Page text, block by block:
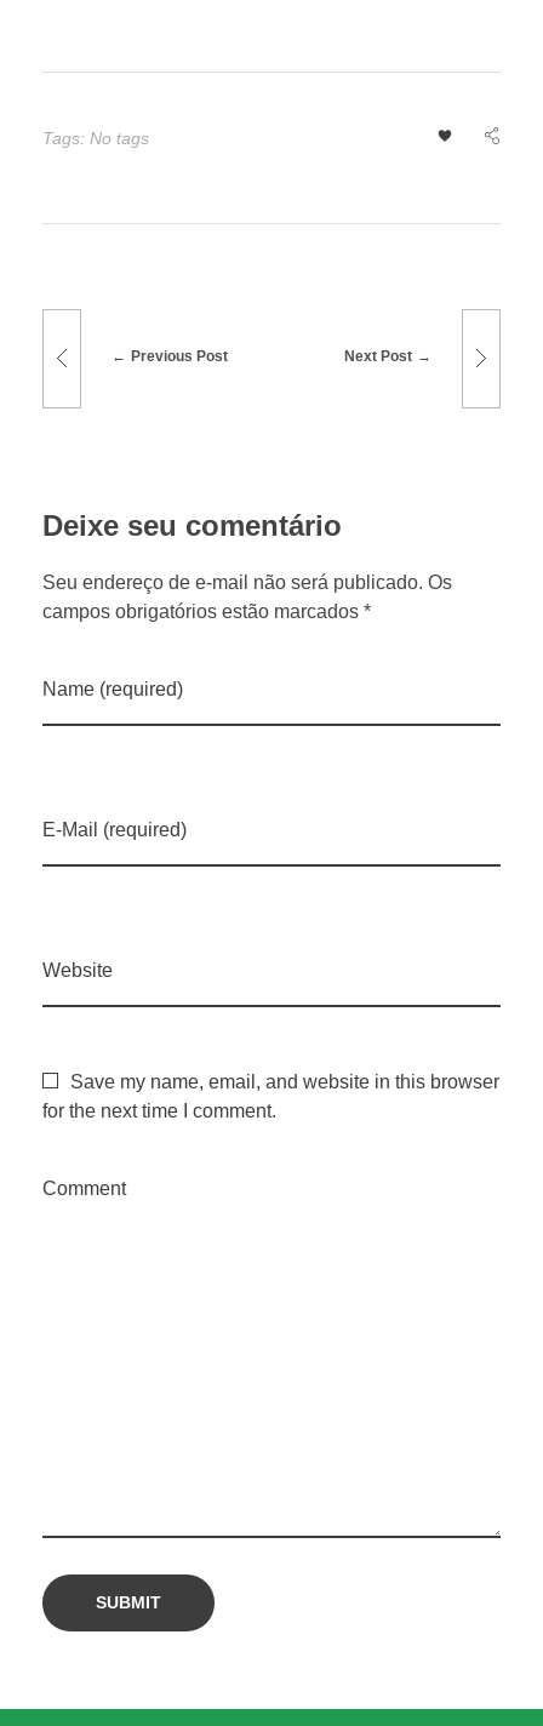
Tags: No tags
Previous Post Next Post
Deixe seu comentário
Seu endereço de e-mail não será publicado. Os
campos obrigatórios estão marcados *
Name (required)
E-Mail (required)
Website
Save my name, email, and website in this browser
for the next time I comment.
Comment